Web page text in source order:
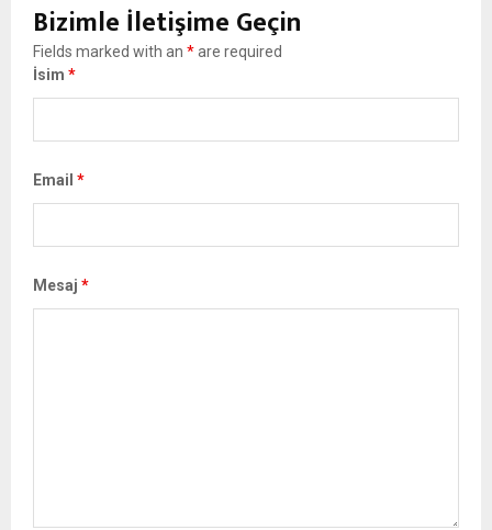
Bizimle İletişime Geçin
Fields marked with an *are required
İsim *
Email *
Mesaj *